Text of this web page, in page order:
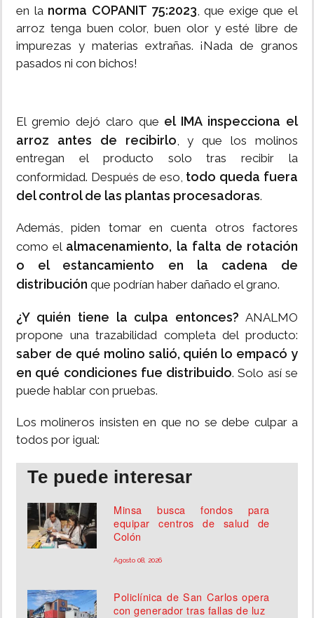
en la norma COPANIT 75:2023, que exige que el
arroz tenga buen color, buen olor y esté libre de
impurezas y materias extrañas. ¡Nada de granos
pasados ni con bichos!
El gremio dejó claro que el IMA inspecciona el
arroz antes de recibirlo, y que los molinos
entregan el producto solo tras recibir la
conformidad. Después de eso, todo queda fuera
del control de las plantas procesadoras.
Además, piden tomar en cuenta otros factores
como el almacenamiento, la falta de rotación
o el estancamiento en la cadena de
distribución que podrían haber dañado el grano.
¿Y quién tiene la culpa entonces? ANALMO
propone una trazabilidad completa del producto:
saber de qué molino salió, quién lo empacó y
en qué condiciones fue distribuido. Solo así se
puede hablar con pruebas.
Los molineros insisten en que no se debe culpar a
todos por igual:
Te puede interesar
Minsa busca fondos para
equipar centros de salud de
Colón
Agosto 08, 2026
Policlínica de San Carlos opera
con generador tras fallas de luz